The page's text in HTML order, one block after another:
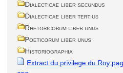
Dialecticae liber secundus
Dialecticae liber tertius
Rhetoricorum liber unus
Poeticorum liber unus
Historiographia
Extract du privilege du Roy